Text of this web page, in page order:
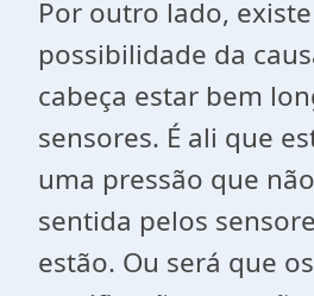
Por outro lado,
possibilidade da
cabeça estar bem
sensores. É ali que
uma pressão que
sentida pelos
estão. Ou será que